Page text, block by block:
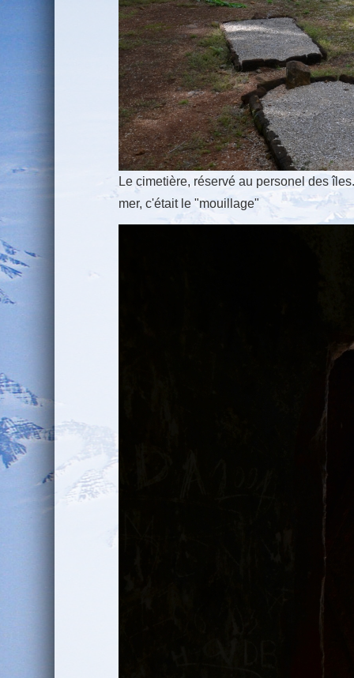
Le cimetière, réservé au personel des
mer, c'était le "mouillage"